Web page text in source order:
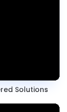
Solutions